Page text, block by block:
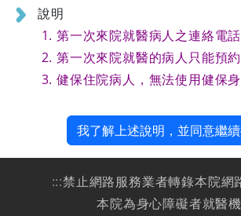
說明
第一次來院就醫病人之連絡電話
第一次來院就醫的病人只能預
健保住院病人，無法使用健保身
我了解上述說明，並同意繼
:::禁止網路服務業者轉錄本院網
本院為身心障礙者就醫